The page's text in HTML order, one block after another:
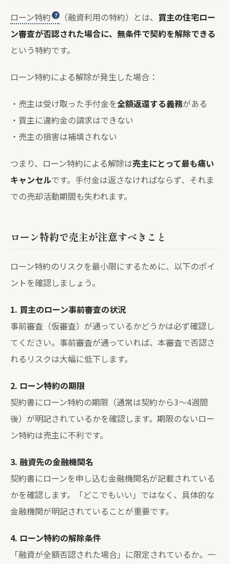
ローン特約 （融資利用の特約）とは、 買主の住宅ロー
ン審査が否認された場合に、無条件で契約を解除できる
という特約です。
ローン特約による解除が発生した場合：
・売主は受け取った手付金を全額返還する義務がある
・買主に違約金の請求はできない
・売主の損害は補填されない
つまり、ローン特約による解除は売主にとって最も痛い
キャンセルです。手付金は返さなければならず、それま
での売却活動期間も失われます。
ローン特約で売主が注意すべきこと
ローン特約のリスクを最小限にするために、以下のポイ
ントを確認しましょう。
1. 買主のローン事前審査の状況
事前審査（仮審査）が通っているかどうかは必ず確認し
てください。事前審査が通っていれば、本審査で否認さ
れるリスクは大幅に低下します。
2. ローン特約の期限
契約書にローン特約の期限（通常は契約から3〜4週間
後）が明記されているかを確認します。期限のないロー
ン特約は売主に不利です。
3. 融資先の金融機関名
契約書にローンを申し込む金融機関名が記載されている
かを確認します。「どこでもいい」ではなく、具体的な
金融機関が明記されていることが重要です。
4. ローン特約の解除条件
「融資が全額否認された場合」に限定されているか。一